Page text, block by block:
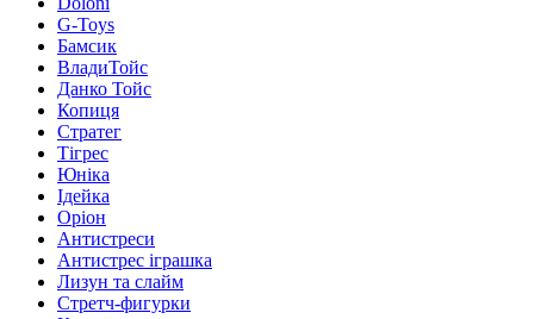
G-Toys
Бамсик
ВладиТойс
Данко Тойс
Копиця
Стратег
Тігрес
Юніка
Ідейка
Оріон
Антистреси
Антистрес іграшка
Лизун та слайм
Стретч-фигурки